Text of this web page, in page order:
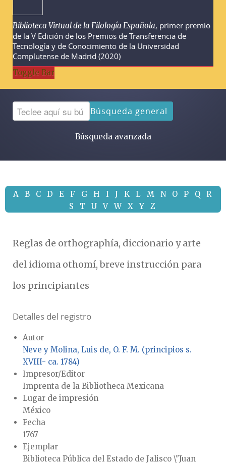
Biblioteca Virtual de la Filología Española, primer premio
de la V Edición de los Premios de Transferencia de
Tecnología y de Conocimiento de la Universidad
Complutense de Madrid (2020)
Toggle Bar
Búsqueda general
Búsqueda avanzada
A B C D E F G H I J K L M N O P Q
R
S
T U V W X Y Z
Reglas de orthographía, diccionario y arte
del idioma othomí, breve instrucción para
los principiantes
Detalles del registro
Autor
Neve y Molina, Luis de, O. F. M. (principios s.
XVIII- ca. 1784)
Impresor/Editor
Imprenta de la Bibliotheca Mexicana
Lugar de impresión
México
Fecha
1767
Ejemplar
Biblioteca Pública del Estado de Jalisco \"Juan